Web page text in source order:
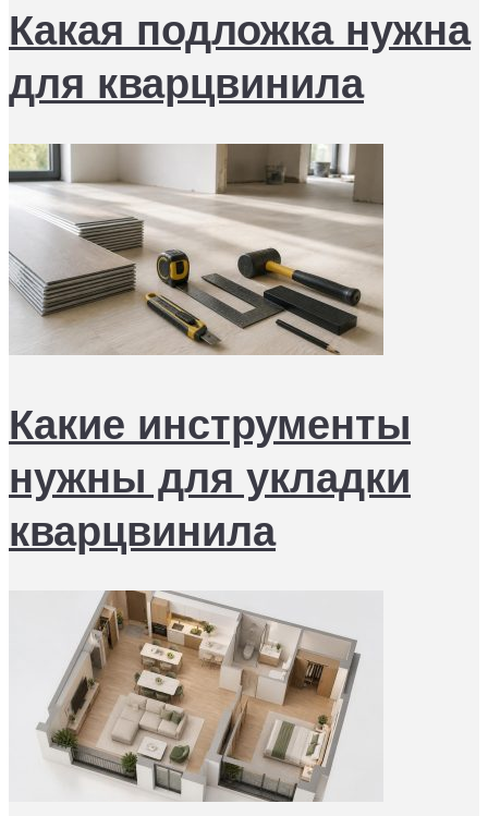
Какая подложка нужна
для кварцвинила
Какие инструменты
нужны для укладки
кварцвинила